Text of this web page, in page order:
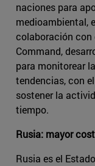
naciones para
medioambiental,
colaboración con
Command,
para monitorear
tendencias, con
sostener la
tiempo.
Rusia: mayor
Rusia es el